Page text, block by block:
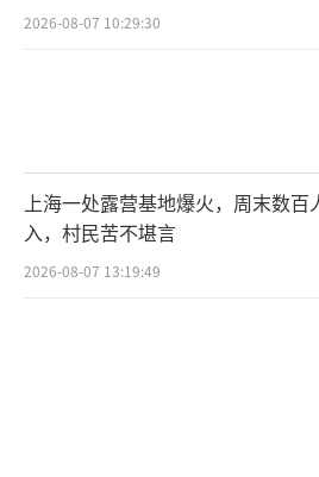
2026-08-07 10:29:30
上海一处露营基地爆火，周末数百
入，村民苦不堪言
2026-08-07 13:19:49